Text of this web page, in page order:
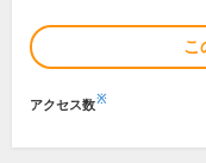
こ
アクセス数※